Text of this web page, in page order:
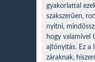
gyakorlattal
szakszerűen,
nyitni,
hogy valamivel
ajtónyitás. Ez a
záraknak,